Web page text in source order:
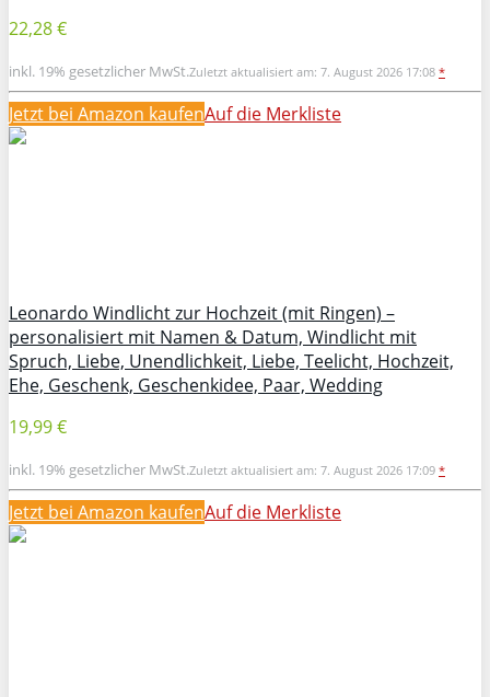
22,28 €
inkl. 19% gesetzlicher MwSt.Zuletzt aktualisiert am: 7. August 2026 17:08 *
Jetzt bei Amazon kaufenAuf die Merkliste
Leonardo Windlicht zur Hochzeit (mit Ringen) –
personalisiert mit Namen & Datum, Windlicht mit
Spruch, Liebe, Unendlichkeit, Liebe, Teelicht, Hochzeit,
Ehe, Geschenk, Geschenkidee, Paar, Wedding
19,99 €
inkl. 19% gesetzlicher MwSt.Zuletzt aktualisiert am: 7. August 2026 17:09 *
Jetzt bei Amazon kaufenAuf die Merkliste